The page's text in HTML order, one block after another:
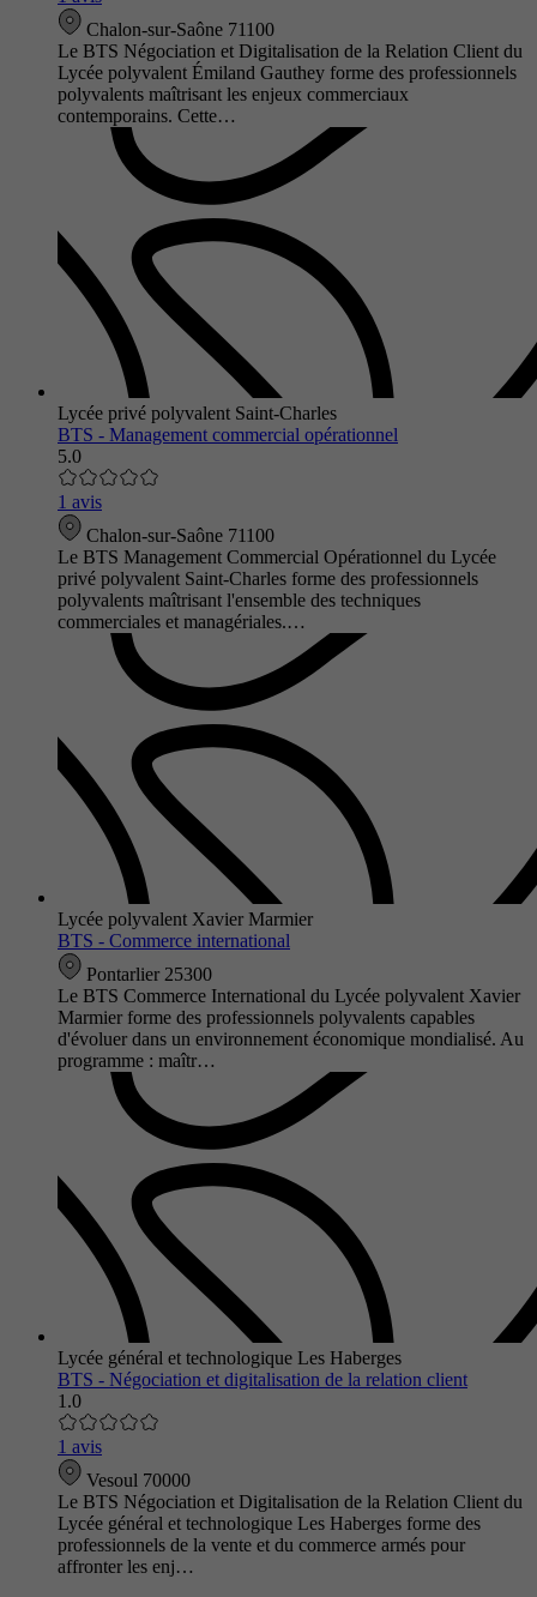
Chalon-sur-Saône 71100
Le BTS Négociation et Digitalisation de la Relation Client du
Lycée polyvalent Émiland Gauthey forme des professionnels
polyvalents maîtrisant les enjeux commerciaux
contemporains. Cette…
Lycée privé polyvalent Saint-Charles
BTS - Management commercial opérationnel
5.0
1 avis
Chalon-sur-Saône 71100
Le BTS Management Commercial Opérationnel du Lycée
privé polyvalent Saint-Charles forme des professionnels
polyvalents maîtrisant l'ensemble des techniques
commerciales et managériales.…
Lycée polyvalent Xavier Marmier
BTS - Commerce international
Pontarlier 25300
Le BTS Commerce International du Lycée polyvalent Xavier
Marmier forme des professionnels polyvalents capables
d'évoluer dans un environnement économique mondialisé. Au
programme : maîtr…
Lycée général et technologique Les Haberges
BTS - Négociation et digitalisation de la relation client
1.0
1 avis
Vesoul 70000
Le BTS Négociation et Digitalisation de la Relation Client du
Lycée général et technologique Les Haberges forme des
professionnels de la vente et du commerce armés pour
affronter les enj…